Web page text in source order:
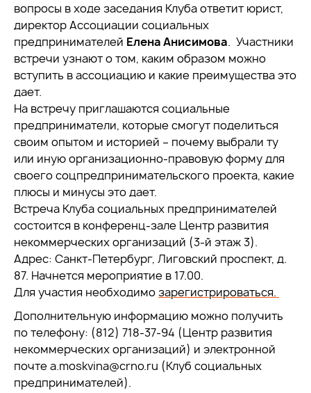
вопросы в ходе заседания Клуба ответит юрист,
директор Ассоциации социальных
предпринимателей Елена Анисимова. Участники
встречи узнают о том, каким образом можно
вступить в ассоциацию и какие преимущества это
дает.
На встречу приглашаются социальные
предприниматели, которые смогут поделиться
своим опытом и историей – почему выбрали ту
или иную организационно-правовую форму для
своего соцпредпринимательского проекта, какие
плюсы и минусы это дает.
Встреча Клуба социальных предпринимателей
состоится в конференц-зале Центр развития
некоммерческих организаций (3-й этаж 3).
Адрес: Санкт-Петербург, Лиговский проспект, д.
87. Начнется мероприятие в 17.00.
Для участия необходимо зарегистрироваться.
Дополнительную информацию можно получить
по телефону: (812) 718-37-94 (Центр развития
некоммерческих организаций) и электронной
почте a.moskvina@crno.ru (Клуб социальных
предпринимателей).